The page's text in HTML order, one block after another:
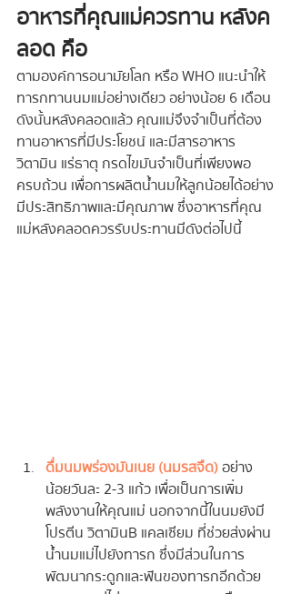
อาหารที่คุณแม่ควรทาน หลังค
ลอด คือ
ตามองค์การอนามัยโลก หรือ WHO แนะนำให้
ทารกทานนมแม่อย่างเดียว อย่างน้อย 6 เดือน
ดังนั้นหลังคลอดแล้ว คุณแม่จึงจำเป็นที่ต้อง
ทานอาหารที่มีประโยชน์ และมีสารอาหาร
วิตามิน แร่ธาตุ กรดไขมันจำเป็นที่เพียงพอ
ครบถ้วน เพื่อการผลิตน้ำนมให้ลูกน้อยได้อย่าง
มีประสิทธิภาพและมีคุณภาพ ซึ่งอาหารที่คุณ
แม่หลังคลอดควรรับประทานมีดังต่อไปนี้
ดื่มนมพร่องมันเนย (นมรสจืด) อย่าง
น้อยวันละ 2-3 แก้ว เพื่อเป็นการเพิ่ม
พลังงานให้คุณแม่ นอกจากนี้ในนมยังมี
โปรตีน วิตามินB แคลเซียม ที่ช่วยส่งผ่าน
น้ำนมแม่ไปยังทารก ซึ่งมีส่วนในการ
พัฒนากระดูกและฟันของทารกอีกด้วย